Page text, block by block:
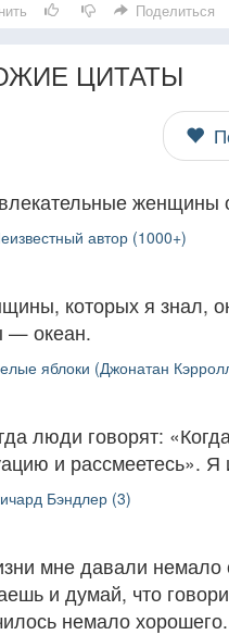
Поделиться
ЦИТАТЫ
женщины
автор (1000+)
которых я знал,
— океан.
яблоки (Джонатан
люди говорят:
и рассмеетесь».
Бэндлер (3)
мне давали немало
и думай, что
немало